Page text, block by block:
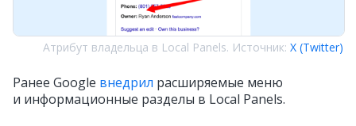
Атрибут владельца в Local Panels. Источник: X (Twitter)
Ранее Google внедрил расширяемые меню
и информационные разделы в Local Panels.